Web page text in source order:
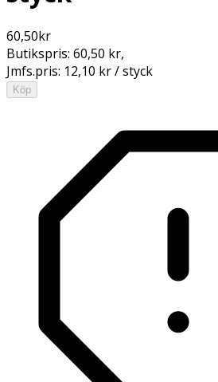
60,50kr
Butikspris: 60,50 kr,
Jmfs.pris: 12,10 kr / styck
Köp